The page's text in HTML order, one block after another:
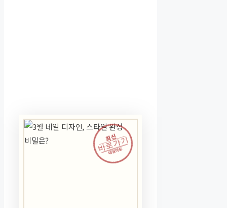
최신
바로가기
네일아트